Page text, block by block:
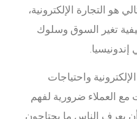
هو التجارة الإلكترونية،
تغير السوق وسلوك
إندونيسيا.
واحتياجات
مع العملاء ضرورية لفهم